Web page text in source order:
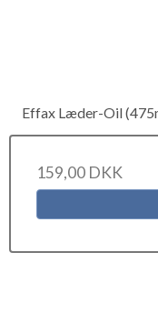
Effax Læder-Oil
159,00 DKK